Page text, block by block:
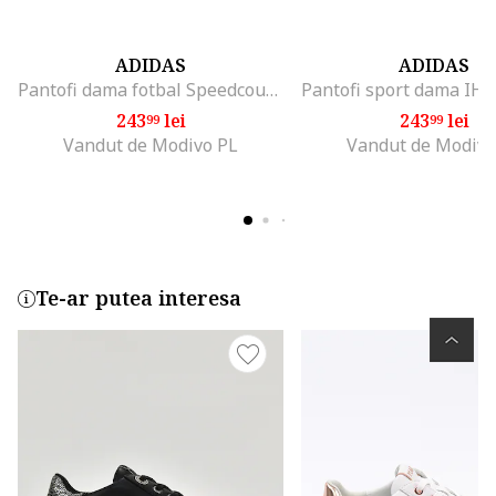
ADIDAS
Pantofi dama fotbal Speedcourt, Sintetic, Negru-Alb
24399lei
Vandut de Modivo PL
ADIDAS
24399lei
Vandut de
Te-ar putea interesa